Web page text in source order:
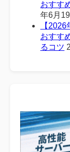
おすす
年6月19
【
おすす
るコツ